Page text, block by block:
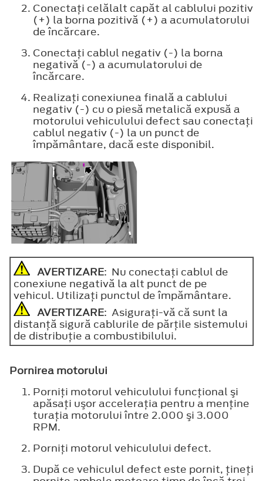
Conectaţi celălalt capăt al cablului pozitiv
(+) la borna pozitivă (+) a acumulatorului
de încărcare.
Conectaţi cablul negativ (-) la borna
negativă (-) a acumulatorului de
încărcare.
Realizaţi conexiunea finală a cablului
negativ (-) cu o piesă metalică expusă a
motorului vehiculului defect sau conectaţi
cablul negativ (-) la un punct de
împământare, dacă este disponibil.
AVERTIZARE: Nu conectați cablul de
conexiune negativă la alt punct de pe
vehicul. Utilizați punctul de împământare.
AVERTIZARE: Asiguraţi-vă că sunt la
distanţă sigură cablurile de părţile sistemului
de distribuţie a combustibilului.
Pornirea motorului
Porniţi motorul vehiculului funcţional şi
apăsaţi uşor acceleraţia pentru a menţine
turaţia motorului între 2.000 şi 3.000
RPM.
Porniţi motorul vehiculului defect.
După ce vehiculul defect este pornit, ţineţi